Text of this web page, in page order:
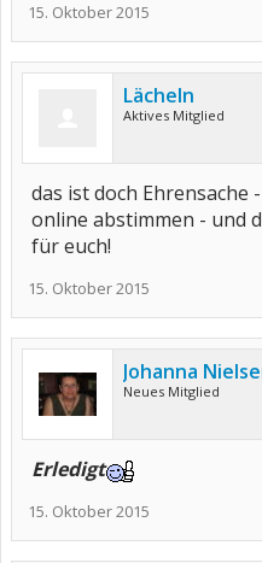
15. Oktober 2015
Lächeln
Aktives Mitglied
das ist doch Ehrensache
online abstimmen - und
für euch!
15. Oktober 2015
Johanna
Neues Mitglied
Erledigt
15. Oktober 2015